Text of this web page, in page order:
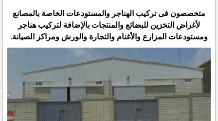
متخصصون فى تركيب الهناجر والمستودعات الخاصة بالمصانع
لأغراض التخزين للبضائع والمنتجات بالإضافة لتركيب ‏هناجر
ومستودعات المزارع والأغنام والتجارة والورش ومراكز الصيانة.‏